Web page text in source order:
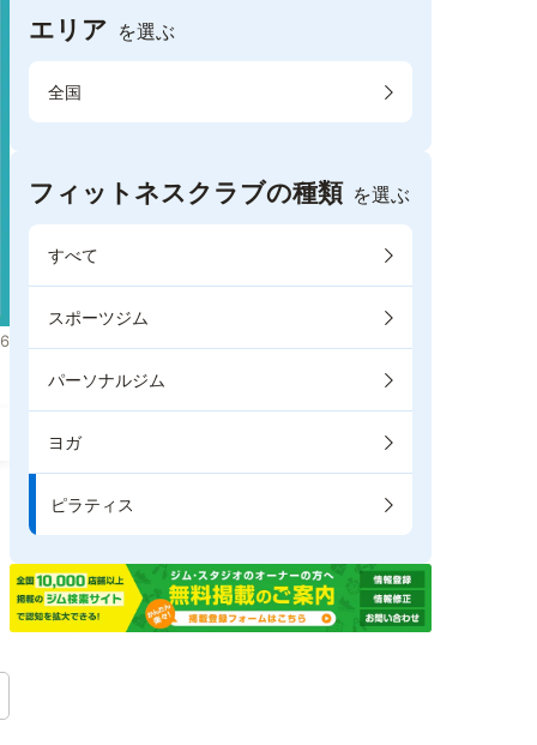
エリア を選ぶ
全国
フィットネスクラブの種類 を選ぶ
すべて
スポーツジム
パーソナルジム
ヨガ
ピラティス